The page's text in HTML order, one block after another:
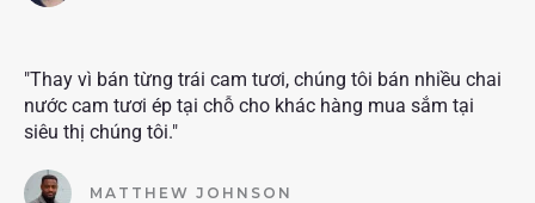
"Thay vì bán từng trái cam tươi, chúng tôi bán nhiều chai
nước cam tươi ép tại chỗ cho khác hàng mua sắm tại
siêu thị chúng tôi."
MATTHEW JOHNSON